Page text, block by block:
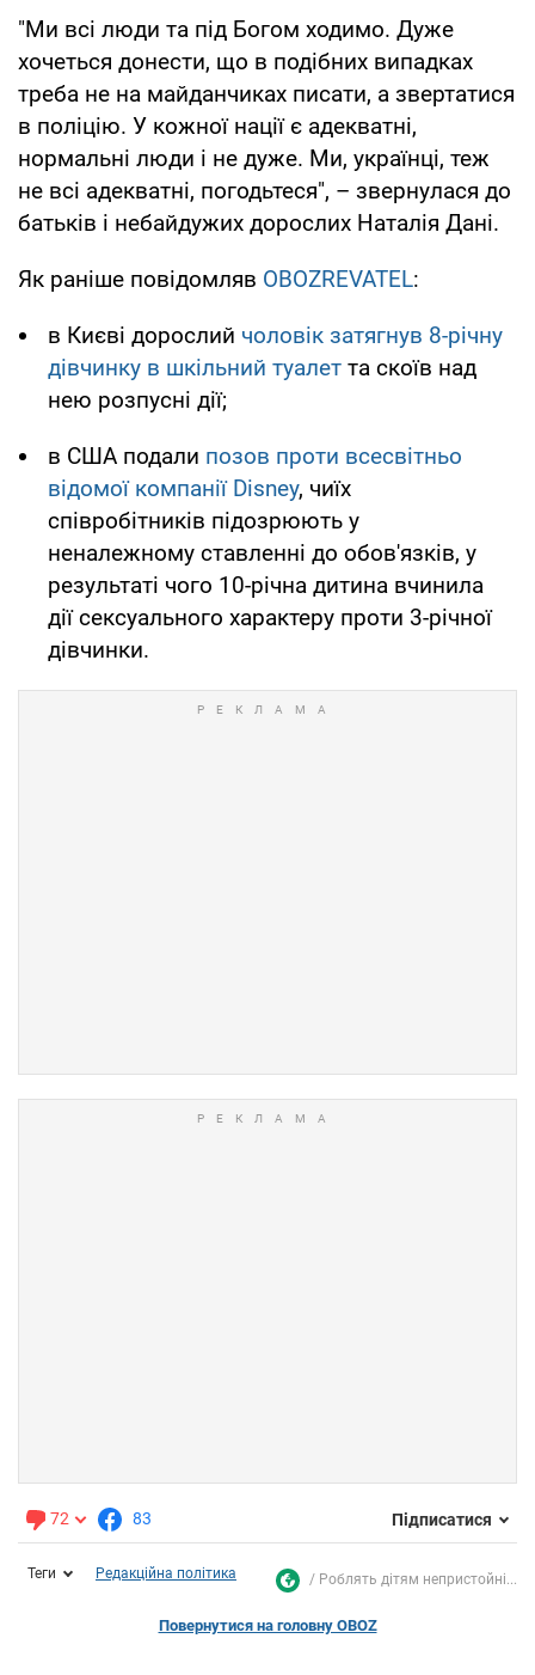
"Ми всі люди та під Богом ходимо. Дуже
хочеться донести, що в подібних випадках
треба не на майданчиках писати, а звертатися
в поліцію. У кожної нації є адекватні,
нормальні люди і не дуже. Ми, українці, теж
не всі адекватні, погодьтеся", – звернулася до
батьків і небайдужих дорослих Наталія Дані.
Як раніше повідомляв OBOZREVATEL:
в Києві дорослий чоловік затягнув 8-річну
дівчинку в шкільний туалет та скоїв над
нею розпусні дії;
в США подали позов проти всесвітньо
відомої компанії Disney, чиїх
співробітників підозрюють у
неналежному ставленні до обов'язків, у
результаті чого 10-річна дитина вчинила
дії сексуального характеру проти 3-річної
дівчинки.
72 83 Підписатися
Теги Редакційна політика Роблять дітям непристойні...
Повернутися на головну OBOZ